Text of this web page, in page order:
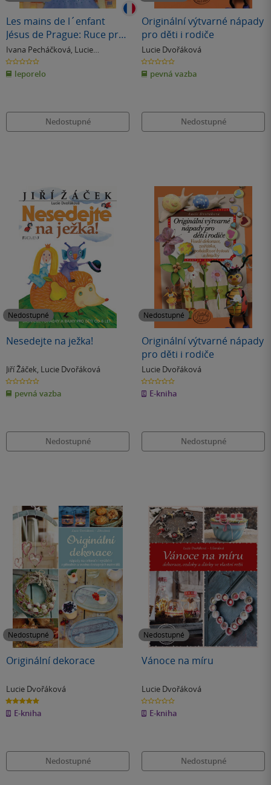
Les mains de l´enfant
Jésus de Prague: Ruce pro
Pražské Jezulátko
(francouzsky)
Ivana Pecháčková, Lucie
Dvořáková
0.0
z
5
hvězdiček
leporelo
Nedostupné
Originální výtvarné nápady
pro děti i rodiče
Lucie Dvořáková
0.0
z
5
hvězdiček
pevná vazba
Nedostupné
Nedostupné
Nesedejte na ježka!
Jiří Žáček, Lucie Dvořáková
0.0
z
5
hvězdiček
pevná vazba
Nedostupné
Nedostupné
Originální výtvarné nápady
pro děti i rodiče
Lucie Dvořáková
0.0
z
5
hvězdiček
E-kniha
Nedostupné
Nedostupné
Originální dekorace
Lucie Dvořáková
5.0
z
5
hvězdiček
E-kniha
Nedostupné
Nedostupné
Vánoce na míru
Lucie Dvořáková
0.0
z
5
hvězdiček
E-kniha
Nedostupné